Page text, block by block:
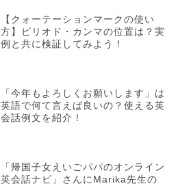
【クォーテーションマークの使い
方】ピリオド・カンマの位置は？実
例と共に検証してみよう！
「今年もよろしくお願いします」は
英語で何て言えば良いの？使える英
会話例文を紹介！
「帰国子女えいごパパのオンライン
英会話ナビ」さんにMarika先生の